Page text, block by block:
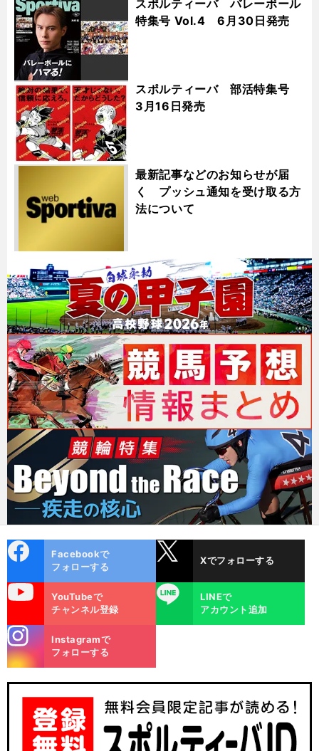
スポルティーバ バレーボール
特集号 Vol.4 6月30日発売
スポルティーバ 部活特集号
3月16日発売
最新記事などのお知らせが届
く プッシュ通知を受け取る方
法について
ok
Facebookで
フォローする
Xでフォローする
YouTubeで
チャンネル登録
LINE
LINEで
アカウント追加
m
Instagramで
フォローする